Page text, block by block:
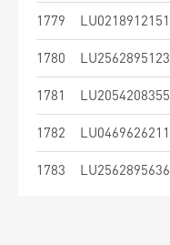
1779 LU0218912151
1780 LU2562895123
1781 LU2054208355
1782 LU0469626211
1783 LU2562895636